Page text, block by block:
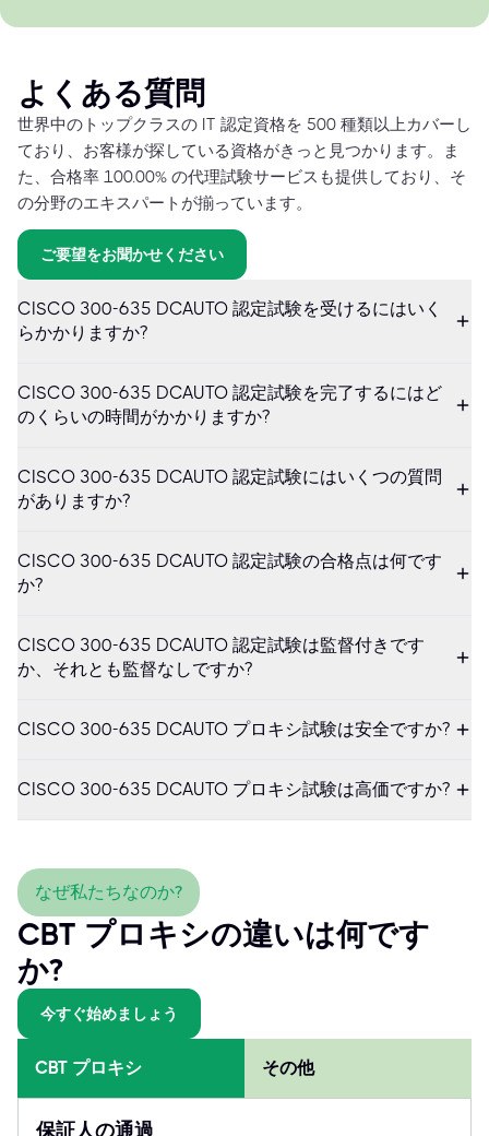
よくある質問
世界中のトップクラスの IT 認定資格を 500 種類以上カバーし
ており、お客様が探している資格がきっと見つかります。ま
た、合格率 100.00% の代理試験サービスも提供しており、そ
の分野のエキスパートが揃っています。
ご要望をお聞かせください
CISCO 300-635 DCAUTO 認定試験を受けるにはいく
らかかりますか?
CISCO 300-635 DCAUTO 認定試験を完了するにはど
のくらいの時間がかかりますか?
CISCO 300-635 DCAUTO 認定試験にはいくつの質問
がありますか?
CISCO 300-635 DCAUTO 認定試験の合格点は何です
か?
CISCO 300-635 DCAUTO 認定試験は監督付きです
か、それとも監督なしですか?
CISCO 300-635 DCAUTO プロキシ試験は安全ですか?
CISCO 300-635 DCAUTO プロキシ試験は高価ですか?
なぜ私たちなのか?
CBT プロキシの違いは何です
か?
今すぐ始めましょう
CBT プロキシ その他
保証人の通過